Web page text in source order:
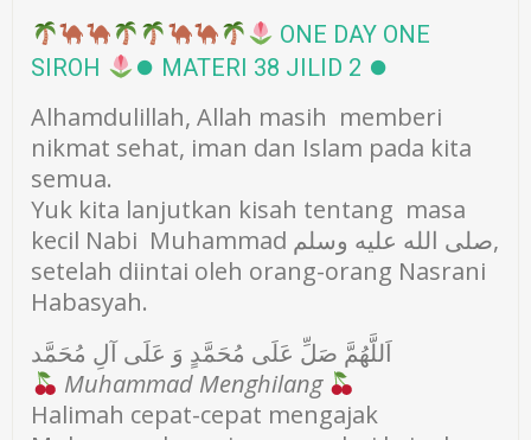
ONE DAY ONE
SIROH
⏺ MATERI 38 JILID 2 ⏺
Alhamdulillah, Allah masih memberi
nikmat sehat, iman dan Islam pada kita
semua.
Yuk kita lanjutkan kisah tentang masa
kecil Nabi Muhammad صلى الله عليه وسلم,
setelah diintai oleh orang-orang Nasrani
Habasyah.
اَللَّهُمَّ صَلِّ عَلَى مُحَمَّدٍ وَ عَلَى آلِ مُحَمَّد
Muhammad Menghilang
Halimah cepat-cepat mengajak